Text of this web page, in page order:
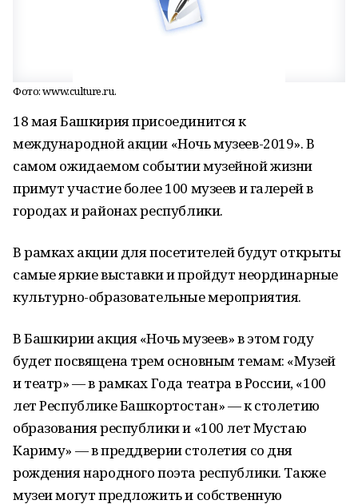
Фото: www.culture.ru.
18 мая Башкирия присоединится к
международной акции «Ночь музеев-2019». В
самом ожидаемом событии музейной жизни
примут участие более 100 музеев и галерей в
городах и районах республики.
В рамках акции для посетителей будут открыты
самые яркие выставки и пройдут неординарные
культурно-образовательные мероприятия.
В Башкирии акция «Ночь музеев» в этом году
будет посвящена трем основным темам: «Музей
и театр» — в рамках Года театра в России, «100
лет Республике Башкортостан» — к столетию
образования республики и «100 лет Мустаю
Кариму» — в преддверии столетия со дня
рождения народного поэта республики. Также
музеи могут предложить и собственную